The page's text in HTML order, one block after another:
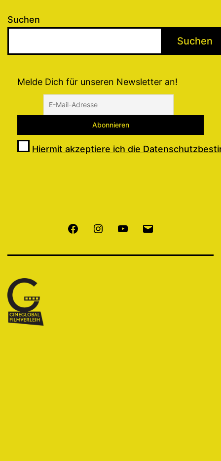
Suchen
Suchen
Melde Dich für unseren Newsletter an!
Hiermit akzeptiere ich die
FacebookInstagramYoutube